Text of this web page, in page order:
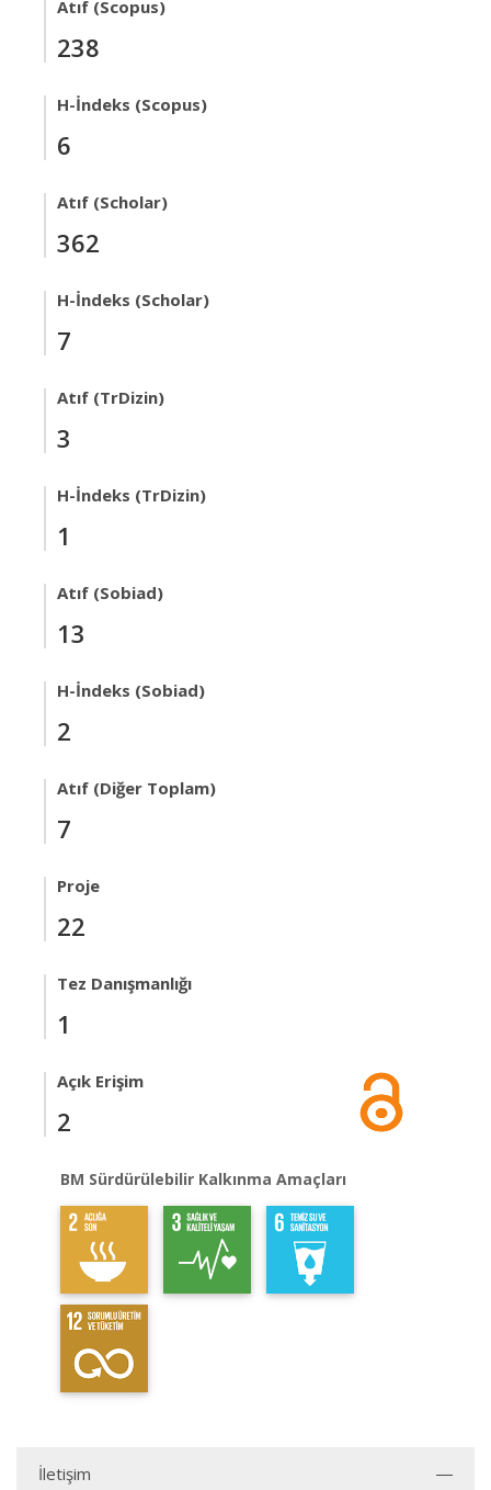
Atıf (Scopus)
238
H-İndeks (Scopus)
6
Atıf (Scholar)
362
H-İndeks (Scholar)
7
Atıf (TrDizin)
3
H-İndeks (TrDizin)
1
Atıf (Sobiad)
13
H-İndeks (Sobiad)
2
Atıf (Diğer Toplam)
7
Proje
22
Tez Danışmanlığı
1
Açık Erişim
2
BM Sürdürülebilir Kalkınma Amaçları
İletişim